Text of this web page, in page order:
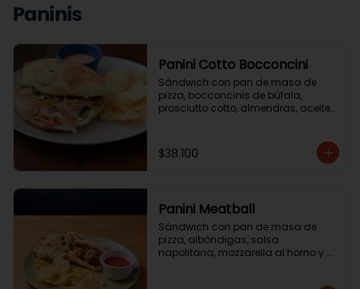
Paninis
Panini Cotto Bocconcini
Sándwich con pan de masa de
pizza, bocconcinis de búfala,
prosciutto cotto, almendras, aceite
casa o papas chip.
$38.100
Panini Meatball
Sándwich con pan de masa de
pizza, albóndigas, salsa
napolitana, mozzarella al horno y